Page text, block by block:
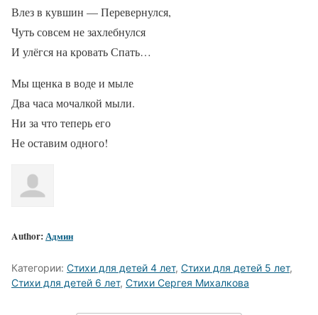
Влез в кувшин — Перевернулся,
Чуть совсем не захлебнулся
И улёгся на кровать Спать…
Мы щенка в воде и мыле
Два часа мочалкой мыли.
Ни за что теперь его
Не оставим одного!
Author:Админ
Категории: Стихи для детей 4 лет, Стихи для детей 5 лет,
Стихи для детей 6 лет, Стихи Сергея Михалкова